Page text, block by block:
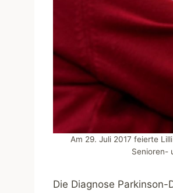
Am 29. Juli 2017 feierte
Senioren-
Die Diagnose